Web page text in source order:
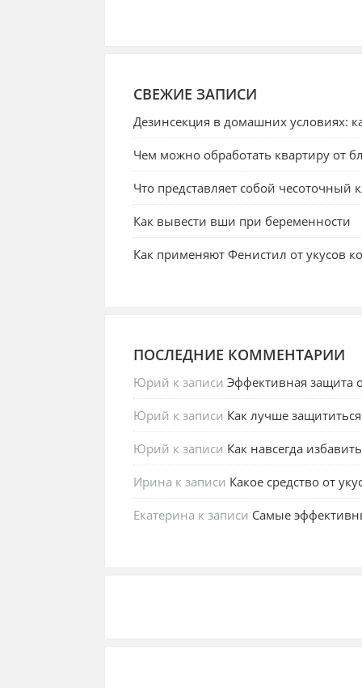
СВЕЖИЕ ЗАПИСИ
Дезинсекция в домашних условиях:
Чем можно обработать квартиру от
Что представляет собой чесоточный
Как вывести вши при беременности
Как применяют Фенистил от укусов
ПОСЛЕДНИЕ КОММЕНТАРИИ
Юрий к записи Эффективная защита
Юрий к записи Как лучше
Юрий к записи Как навсегда
Ирина к записи Какое средство от
Екатерина к записи Самые